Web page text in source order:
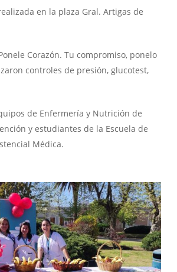
en la plaza Gral. Artigas de
Corazón. Tu compromiso, ponelo
controles de presión, glucotest,
de Enfermería y Nutrición de
y estudiantes de la Escuela de
Médica.